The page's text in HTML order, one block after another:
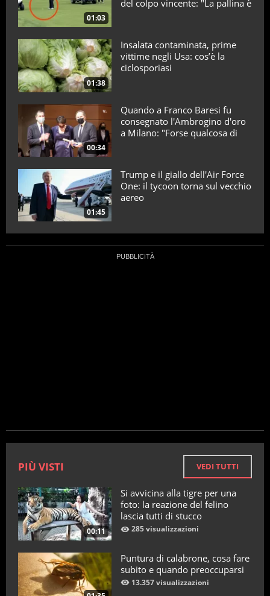
01:03
del colpo vincente: "La pallina è
01:38
Insalata contaminata, prime
vittime negli Usa: cos’è la
ciclosporiasi
00:34
Quando a Franco Baresi fu
consegnato l'Ambrogino d'oro
a Milano: "Forse qualcosa di
01:45
Trump e il giallo dell'Air Force
One: il tycoon torna sul vecchio
aereo
PIÙ VISTI VEDI TUTTI
00:11
Si avvicina alla tigre per una
foto: la reazione del felino
lascia tutti di stucco
285 visualizzazioni
Puntura di calabrone, cosa fare
subito e quando preoccuparsi
13.357 visualizzazioni